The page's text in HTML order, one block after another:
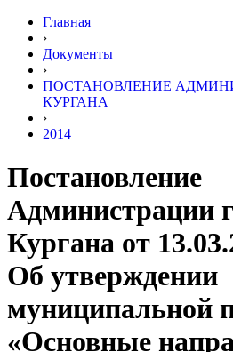
Главная
›
Документы
›
ПОСТАНОВЛЕНИЕ
КУРГАНА
›
2014
Постановление
Администрации
Кургана от
Об утверждении
муниципальной
«Основные